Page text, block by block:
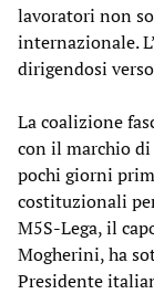
lavoratori non
internazionale.
dirigendosi
La coalizione
con il marchio di
pochi giorni
costituzionali
M5S-Lega, il
Mogherini, ha
Presidente